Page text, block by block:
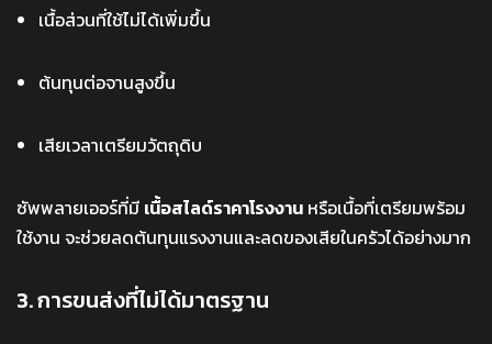
เนื้อส่วนที่ใช้ไม่ได้เพิ่มขึ้น
ต้นทุนต่อจานสูงขึ้น
เสียเวลาเตรียมวัตถุดิบ
ซัพพลายเออร์ที่มี เนื้อสไลด์ราคาโรงงาน หรือเนื้อที่เตรียมพร้อม
ใช้งาน จะช่วยลดต้นทุนแรงงานและลดของเสียในครัวได้อย่างมาก
3. การขนส่งที่ไม่ได้มาตรฐาน